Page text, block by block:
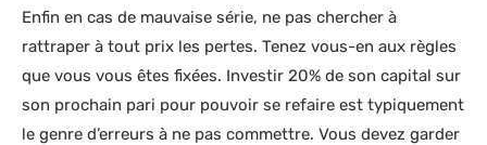
Enfin en cas de mauvaise série, ne pas chercher à
rattraper à tout prix les pertes. Tenez vous-en aux règles
que vous vous êtes fixées. Investir 20% de son capital sur
son prochain pari pour pouvoir se refaire est typiquement
le genre d’erreurs à ne pas commettre. Vous devez garder